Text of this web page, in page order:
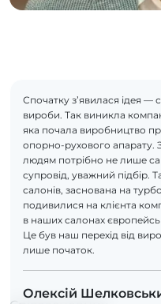
Спочатку з’явилася ідея —
вироби. Так виникла
яка почала виробництво
опорно-рухового апарату.
людям потрібно не лише
супровід, уважний підбір.
салонів, заснована на
подивилися на клієнта
в наших салонах
Це був наш перехід від
лише початок.
Олексій